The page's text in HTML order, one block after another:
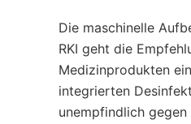
Die maschinelle
RKI geht die
Medizinprodukten
integrierten
unempfindlich